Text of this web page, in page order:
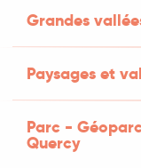
Grandes
Paysages et
Parc -
Quercy